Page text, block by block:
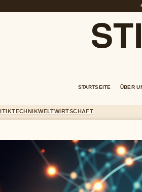
STARTSEITE ÜBER
TECHNIKWELTWIRTSCHAFT